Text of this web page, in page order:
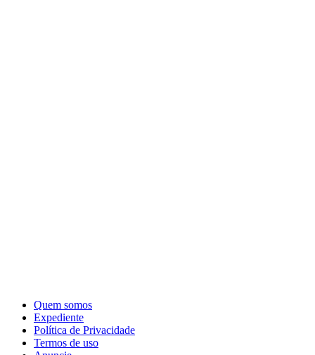
Quem somos
Expediente
Política de Privacidade
Termos de uso